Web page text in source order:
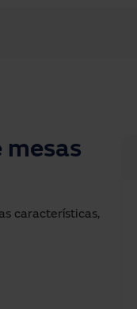
características,